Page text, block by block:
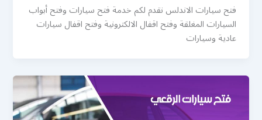
فتح سيارات الاندلس نقدم لكم خدمة فتح سيارات وفتح أبواب
السيارات المغلقة وفتح اقفال الالكترونية وفتح اقفال سيارات
عادية وسيارات